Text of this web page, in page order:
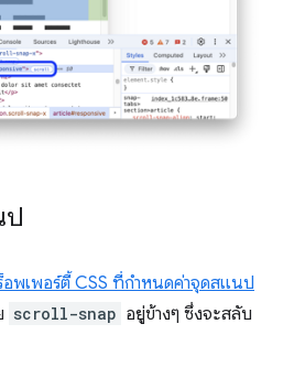
ป
พเพอร์ตี้ CSS ที่กำหนดค่าจุดสแนป
scroll-snap อยู่ข้างๆ ซึ่งจะสลับ